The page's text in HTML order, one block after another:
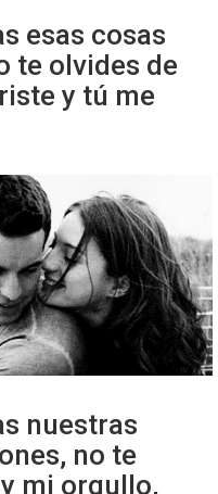
esas cosas
te olvides de
y tú me
nuestras
no te
mi orgullo,